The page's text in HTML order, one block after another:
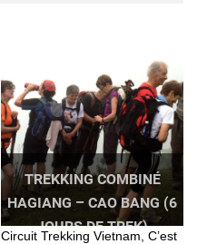
TREKKING COMBINÉ
HAGIANG – CAO BANG (6
JOURS DE TREK)
Circuit Trekking Vietnam, C’est